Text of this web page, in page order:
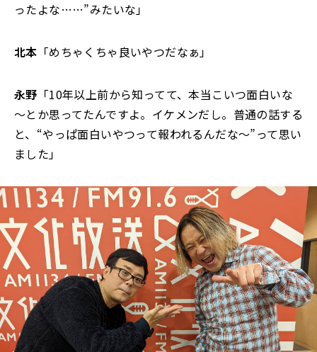
ったよな……”みたいな」
北本 「めちゃくちゃ良いやつだなぁ」
永野 「10年以上前から知ってて、本当こいつ面白いな
～とか思ってたんですよ。イケメンだし。普通の話する
と、“やっぱ面白いやつって報われるんだな～”って思い
ました」